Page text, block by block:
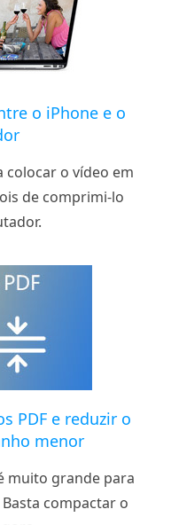
o iPhone e o
colocar o vídeo em
de comprimi-lo
PDF e reduzir o
menor
muito grande para
compactar o